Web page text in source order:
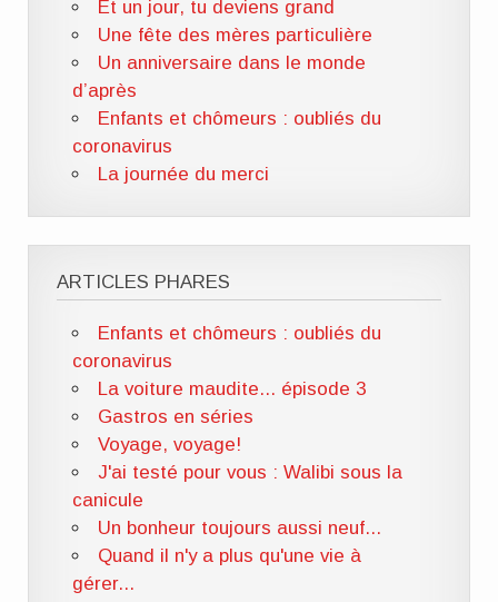
Et un jour, tu deviens grand
Une fête des mères particulière
Un anniversaire dans le monde
d’après
Enfants et chômeurs : oubliés du
coronavirus
La journée du merci
ARTICLES PHARES
Enfants et chômeurs : oubliés du
coronavirus
La voiture maudite... épisode 3
Gastros en séries
Voyage, voyage!
J'ai testé pour vous : Walibi sous la
canicule
Un bonheur toujours aussi neuf...
Quand il n'y a plus qu'une vie à
gérer...